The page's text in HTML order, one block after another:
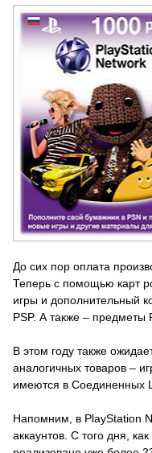
До сих пор оплата
Теперь с помощью карт
игры и дополнительный
PSP. А также – предметы
В этом году также
аналогичных товаров –
имеются в Соединенных
Напомним, в PlayStation
аккаунтов. С того дня,